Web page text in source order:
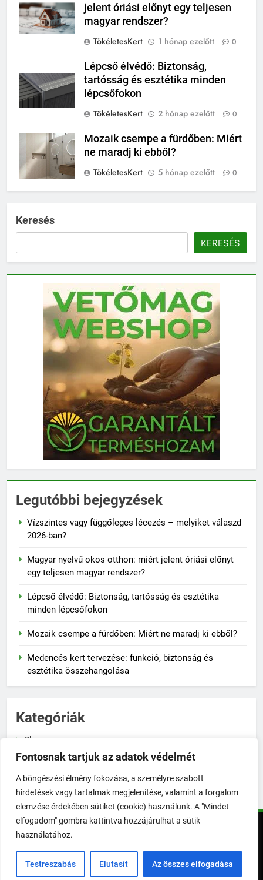
Fontosnak tartjuk az adatok védelmét
A böngészési élmény fokozása, a személyre szabott
hirdetések vagy tartalmak megjelenítése, valamint a forgalom
elemzése érdekében sütiket (cookie) használunk. A "Mindet
elfogadom" gombra kattintva hozzájárulhat a sütik
használatához.
Testreszabás Elutasít Az összes elfogadása
jelent óriási előnyt egy teljesen
magyar rendszer?
TökéletesKert
1 hónap ezelőtt 0
Lépcső élvédő: Biztonság,
tartósság és esztétika minden
lépcsőfokon
TökéletesKert
2 hónap ezelőtt 0
Mozaik csempe a fürdőben: Miért
ne maradj ki ebből?
TökéletesKert
5 hónap ezelőtt 0
Keresés
KERESÉS
Legutóbbi bejegyzések
Vízszintes vagy függőleges lécezés – melyiket válaszd
2026-ban?
Magyar nyelvű okos otthon: miért jelent óriási előnyt
egy teljesen magyar rendszer?
Lépcső élvédő: Biztonság, tartósság és esztétika
minden lépcsőfokon
Mozaik csempe a fürdőben: Miért ne maradj ki ebből?
Medencés kert tervezése: funkció, biztonság és
esztétika összehangolása
Kategóriák
Blog
Növénygondozás
Zöldségtermesztés
TökéletesKert © Minden jog fenntartva! | 2026. Powered By
Impresszum Üzenetküldés